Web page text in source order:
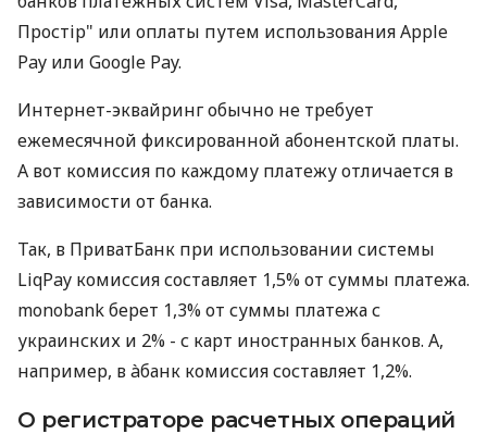
Простір" или оплаты путем использования Apple
Pay или Google Pay.
Интернет-эквайринг обычно не требует
ежемесячной фиксированной абонентской платы.
А вот комиссия по каждому платежу отличается в
зависимости от банка.
Так, в ПриватБанк при использовании системы
LiqPay комиссия составляет 1,5% от суммы платежа.
monobank берет 1,3% от суммы платежа с
украинских и 2% - с карт иностранных банков. А,
например, в àбанк комиссия составляет 1,2%.
О регистраторе расчетных операций